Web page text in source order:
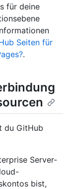
für deine
Seiten für
.
du GitHub
Server-
bist,